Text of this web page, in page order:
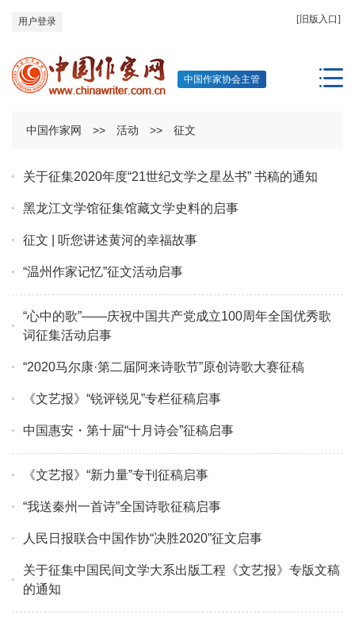
[旧版入口]
用户登录
中国作家协会主管
中国作家网 >> 活动 >> 征文
关于征集2020年度“21世纪文学之星丛书” 书稿的通知
黑龙江文学馆征集馆藏文学史料的启事
征文 | 听您讲述黄河的幸福故事
“温州作家记忆”征文活动启事
“心中的歌”——庆祝中国共产党成立100周年全国优秀歌
词征集活动启事
“2020马尔康·第二届阿来诗歌节”原创诗歌大赛征稿
《文艺报》“锐评锐见”专栏征稿启事
中国惠安・第十届“十月诗会”征稿启事
《文艺报》“新力量”专刊征稿启事
“我送秦州一首诗”全国诗歌征稿启事
人民日报联合中国作协“决胜2020”征文启事
关于征集中国民间文学大系出版工程《文艺报》专版文稿
的通知